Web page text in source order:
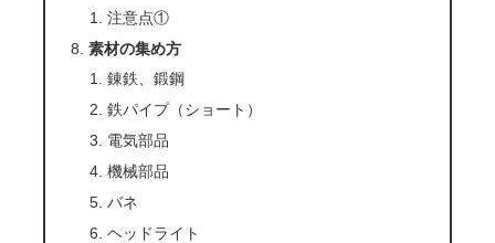
注意点①
素材の集め方
錬鉄、鍛鋼
鉄パイプ（ショート）
電気部品
機械部品
バネ
ヘッドライト